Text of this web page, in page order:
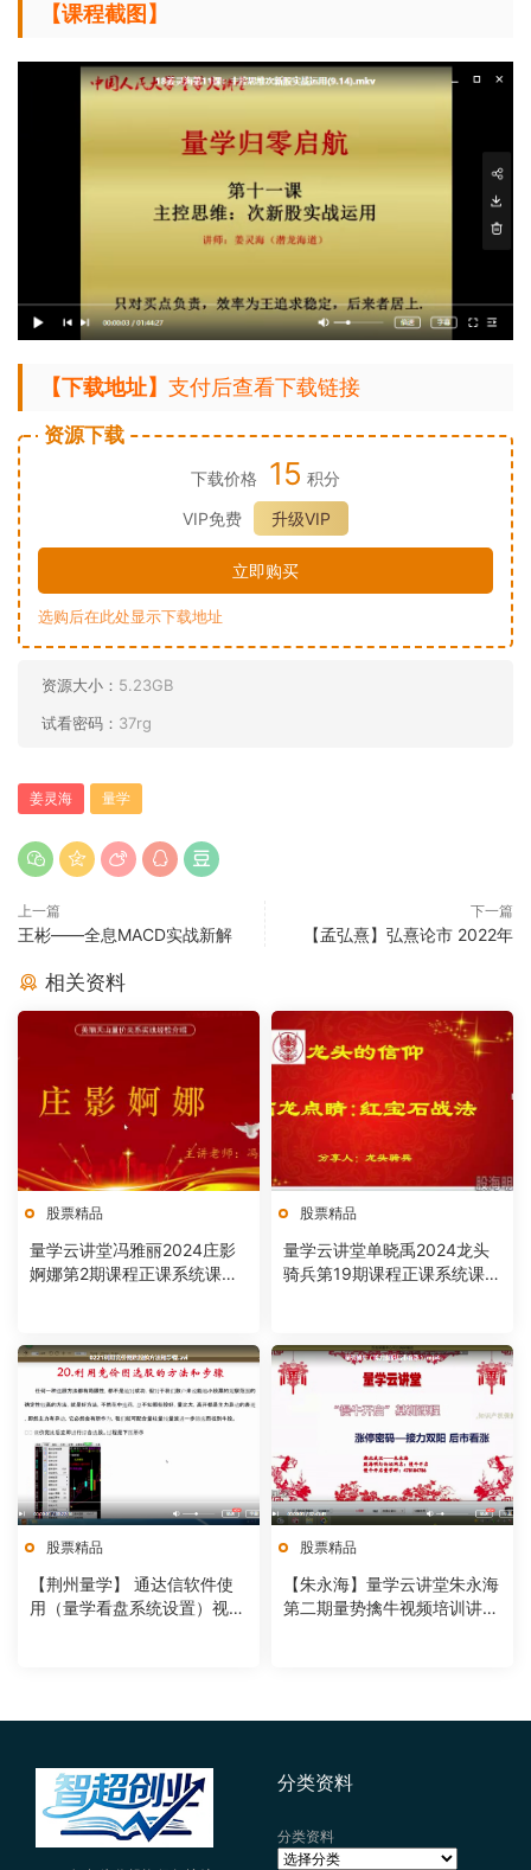
【课程截图】
【下载地址】 支付后查看下载链接
资源下载
下载价格 15 积分
VIP免费
升级VIP
立即购买
选购后在此处显示下载地址
资源大小： 5.23GB
试看密码： 37rg
姜灵海 量学
上一篇
王彬——全息MACD实战新解
下一篇
【孟弘熹】弘熹论市 2022年
相关资料
股票精品
量学云讲堂冯雅丽2024庄影
婀娜第2期课程正课系统课
股票精品
量学云讲堂单晓禹2024龙头
骑兵第19期课程正课系统课
股票精品
【荆州量学】 通达信软件使
用（量学看盘系统设置）视频
股票精品
【朱永海】量学云讲堂朱永海
第二期量势擒牛视频培训讲座
分类资料
分类资料